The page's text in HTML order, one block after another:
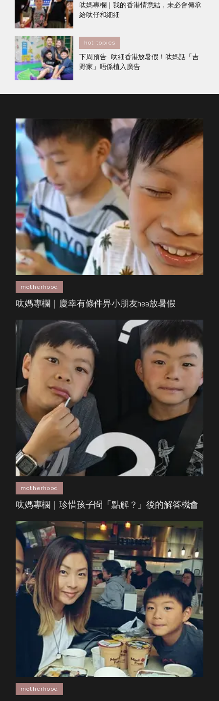
呔媽專欄｜我的香港情意結，未必會傳承
給呔仔和細細
hot topics
下周預告 - 呔細香港放暑假！呔媽話「吉
野家」唔係植入廣告
motherhood
呔媽專欄｜慶幸有條件畀小朋友hea放暑假
motherhood
呔媽專欄｜珍惜孩子問「點解？」後的解答機會
motherhood